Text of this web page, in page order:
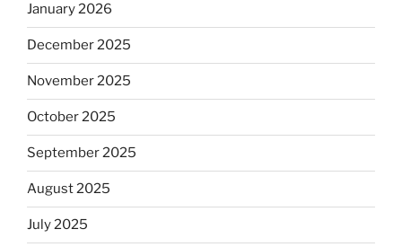
January 2026
December 2025
November 2025
October 2025
September 2025
August 2025
July 2025